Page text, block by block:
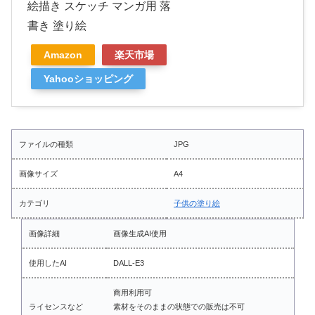
絵描き スケッチ マンガ用 落
書き 塗り絵
Amazon 楽天市場
Yahooショッピング
ファイルの種類 JPG
画像サイズ A4
カテゴリ 子供の塗り絵
画像詳細 画像生成AI使用
使用したAI DALL-E3
ライセンスなど
商用利用可
素材をそのままの状態での販売は不可